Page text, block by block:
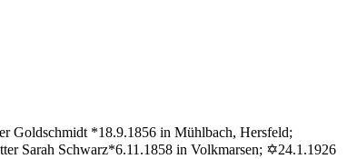
Goldschmidt *18.9.1856 in Mühlbach, Hersfeld;
Sarah Schwarz*6.11.1858 in Volkmarsen; ✡24.1.1926